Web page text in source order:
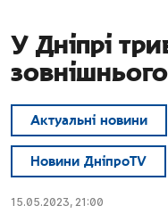
У Дніпрі
Актуальні новини
Новини ДніпроTV
15.05.2023, 21:00